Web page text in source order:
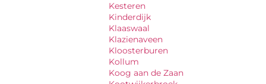
Kesteren
Kinderdijk
Klaaswaal
Klazienaveen
Kloosterburen
Kollum
Koog aan de Zaan